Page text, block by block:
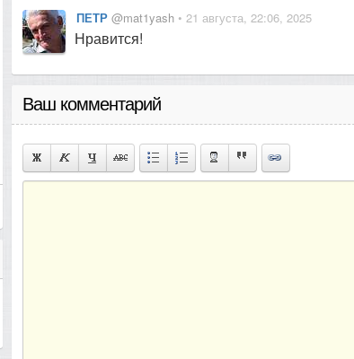
ПЕТР @mat1yash • 21 августа, 22:06, 2025
Нравится!
Ваш комментарий